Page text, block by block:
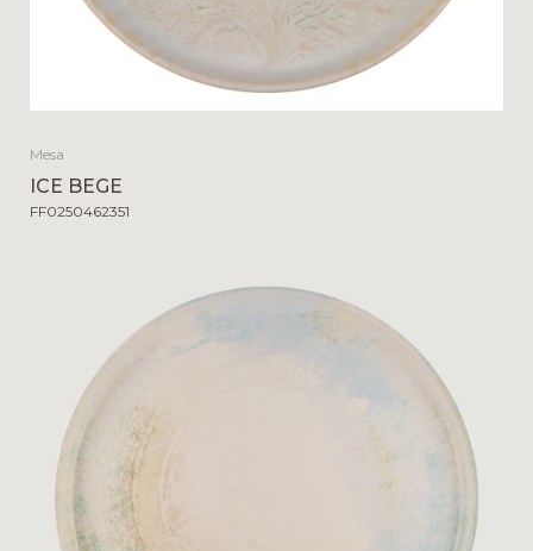
Mesa
ICE BEGE
FF0250462351